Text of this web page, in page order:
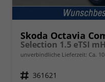
Skoda Octavia
unverbindliche Lieferzeit: Ca.
Fahrzeugnr. 361621